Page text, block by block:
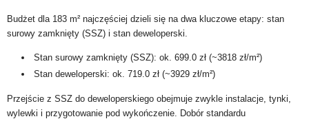
Budżet dla 183 m² najczęściej dzieli się na dwa kluczowe etapy: stan
surowy zamknięty (SSZ) i stan deweloperski.
Stan surowy zamknięty (SSZ): ok. 699.0 zł (~3818 zł/m²)
Stan deweloperski: ok. 719.0 zł (~3929 zł/m²)
Przejście z SSZ do deweloperskiego obejmuje zwykle instalacje, tynki,
wylewki i przygotowanie pod wykończenie. Dobór standardu